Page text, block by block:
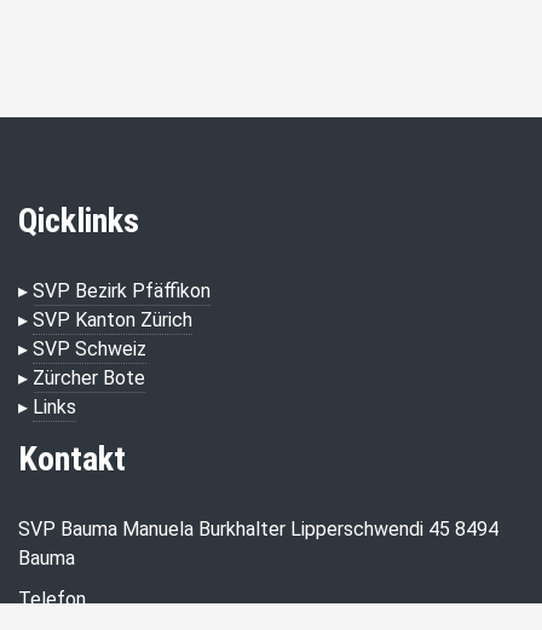
Qicklinks
▸ SVP Bezirk Pfäffikon
▸ SVP Kanton Zürich
▸ SVP Schweiz
▸ Zürcher Bote
▸ Links
Kontakt
SVP Bauma Manuela Burkhalter Lipperschwendi 45 8494
Bauma
Telefon